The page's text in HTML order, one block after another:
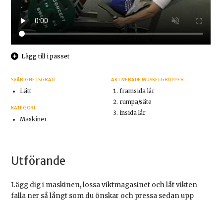
Lägg till i passet
SVÅRIGHETSGRAD
Lätt
KATEGORI
Maskiner
AKTIVERADE MUSKELGRUPPER
framsida lår
rumpa/säte
insida lår
Utförande
Lägg dig i maskinen, lossa viktmagasinet och låt vikten
falla ner så långt som du önskar och pressa sedan upp